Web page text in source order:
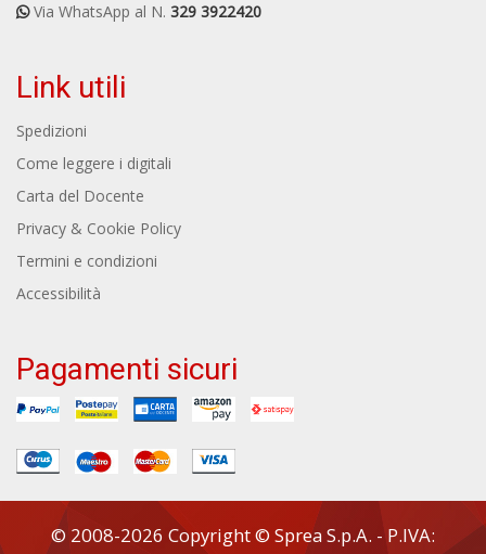
Via WhatsApp al N. 329 3922420
Link utili
Spedizioni
Come leggere i digitali
Carta del Docente
Privacy & Cookie Policy
Termini e condizioni
Accessibilità
Pagamenti sicuri
© 2008-2026 Copyright © Sprea S.p.A. - P.IVA: